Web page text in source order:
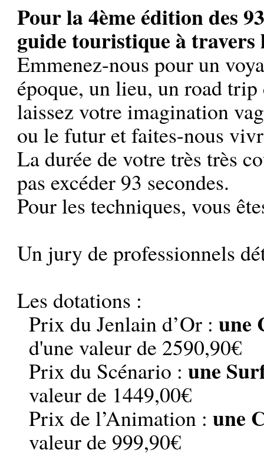
Pour la 4ème édition des
guide touristique à travers
Emmenez-nous pour un
époque, un lieu, un road
laissez votre imagination
ou le futur et faites-nous
La durée de votre très très
pas excéder 93 secondes.
Pour les techniques, vous
Un jury de professionnels
Les dotations :
Prix du Jenlain d’Or :une
d'une valeur de 2590,90€
Prix du Scénario :une
valeur de 1449,00€
Prix de l’Animation :une
valeur de 999,90€